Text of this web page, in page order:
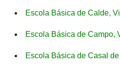
Escola Básica de Calde,
Escola Básica de Campo,
Escola Básica de Casal